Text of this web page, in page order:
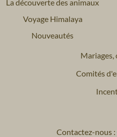
La découverte des animaux
Voyage Himalaya
Nouveautés
Mariages,
Comités
Contactez-nous